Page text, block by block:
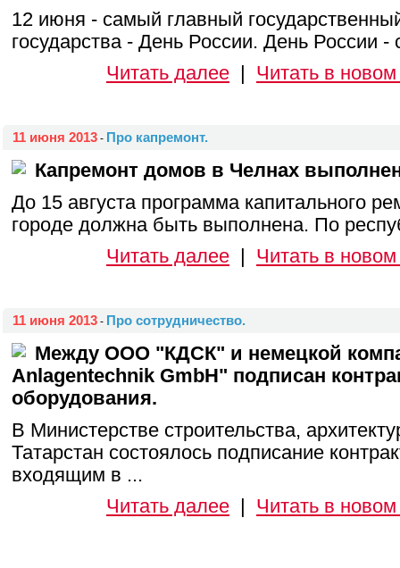
12 июня - самый главный
государства - День России. День России
Читать далее
Читать в новом
11 июня 2013 - Про капремонт.
Капремонт домов в Челнах
До 15 августа программа капитального
городе должна быть выполнена. По
Читать далее
Читать в новом
11 июня 2013 - Про сотрудничество.
Между ООО "КДСК" и немецкой
Anlagentechnik GmbH" подписан
оборудования.
В Министерстве строительства,
Татарстан состоялось подписание
входящим в ...
Читать далее
Читать в новом